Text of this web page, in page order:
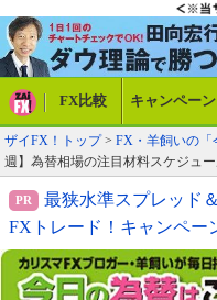
FX比較 キャンペーン
ザイFX！トップ> FX・羊飼いの「
週】為替相場の注目材料スケジュ
最狭水準スプレッド
FXトレード！キャンペー